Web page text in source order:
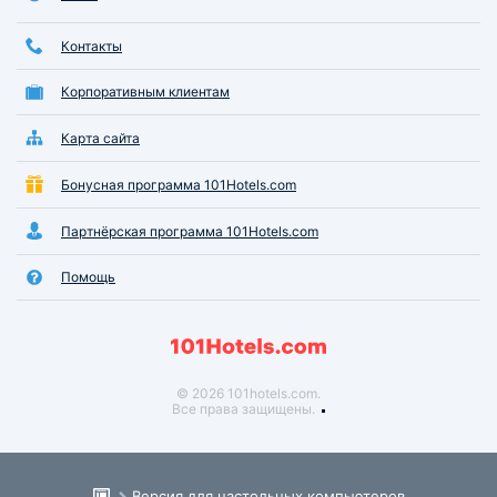
Контакты
Корпоративным клиентам
Карта сайта
Бонусная программа 101Hotels.com
Партнёрская программа 101Hotels.com
Помощь
© 2026 101hotels.com.
Все права защищены.